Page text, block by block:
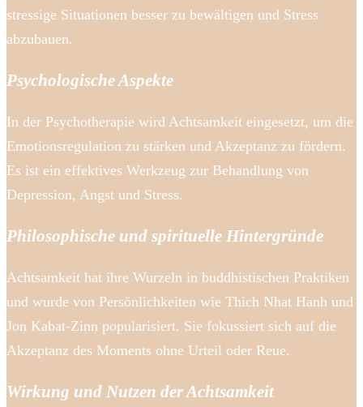
stressige Situationen besser zu bewältigen und Stress
abzubauen.
Psychologische Aspekte
In der Psychotherapie wird Achtsamkeit eingesetzt, um die
Emotionsregulation zu stärken und Akzeptanz zu fördern.
Es ist ein effektives Werkzeug zur Behandlung von
Depression, Angst und Stress.
Philosophische und spirituelle Hintergründe
Achtsamkeit hat ihre Wurzeln in buddhistischen Praktiken
und wurde von Persönlichkeiten wie Thich Nhat Hanh und
Jon Kabat-Zinn popularisiert. Sie fokussiert sich auf die
Akzeptanz des Moments ohne Urteil oder Reue.
Wirkung und Nutzen der Achtsamkeit